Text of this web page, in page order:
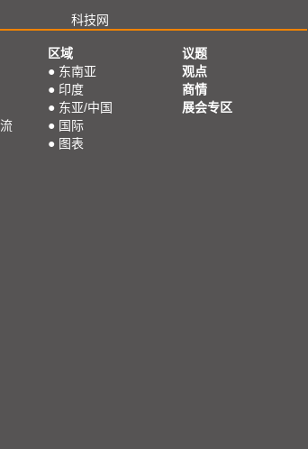
科技网
区域
● 东南亚
● 印度
● 东亚/中国
● 国际
● 图表
议题
观点
商情
展会专区